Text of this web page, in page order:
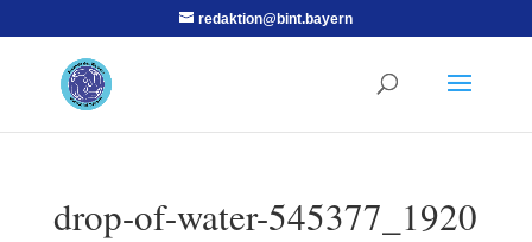
redaktion@bint.bayern
drop-of-water-545377_1920